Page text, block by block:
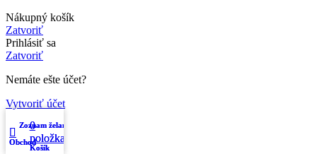
Obchod
Zoznam želaní
0
položka
Košík
Nákupný košík
Zatvoriť
Prihlásiť sa
Zatvoriť
Nemáte ešte účet?
Vytvoriť účet
Obchod
Zoznam želaní
0
položka
Košík